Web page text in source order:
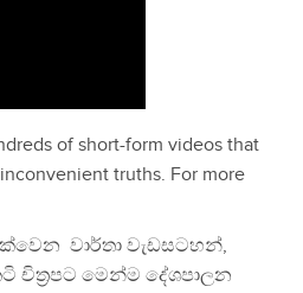
of short-form videos that
truths. For more
වාර්තා වැඩසටහන්,
චිත්‍රපට මෙන්ම දේශපාලන